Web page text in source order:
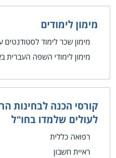
מימון לימודים
מימון שכר לימוד לסטודנטים
מימון לימודי השפה העברית
קורסי הכנה לבחינות
לעולים שלמדו בחו"ל
רפואה כללית
ראיית חשבון